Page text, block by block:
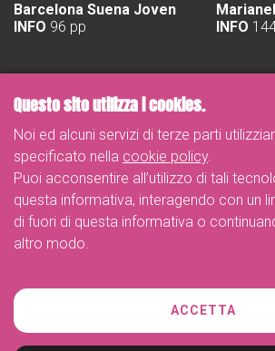
Barcelona Suena Joven
INFO 96 pp
INFO
Telefono
Indirizzo
Questo sito utilizza i cookies.
Noi ed alcuni servizi di terze parti
specificato nella cookie policy.
Puoi acconsentire all’utilizzo di tali
questa informativa, interagendo con un
di fuori di questa informativa o
altro modo.
ACCETTA